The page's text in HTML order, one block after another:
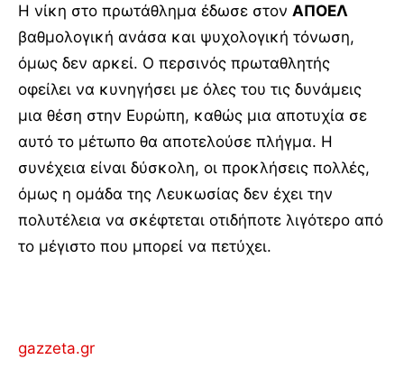
Η νίκη στο πρωτάθλημα έδωσε στον ΑΠΟΕΛ
βαθμολογική ανάσα και ψυχολογική τόνωση,
όμως δεν αρκεί. Ο περσινός πρωταθλητής
οφείλει να κυνηγήσει με όλες του τις δυνάμεις
μια θέση στην Ευρώπη, καθώς μια αποτυχία σε
αυτό το μέτωπο θα αποτελούσε πλήγμα. Η
συνέχεια είναι δύσκολη, οι προκλήσεις πολλές,
όμως η ομάδα της Λευκωσίας δεν έχει την
πολυτέλεια να σκέφτεται οτιδήποτε λιγότερο από
το μέγιστο που μπορεί να πετύχει.
gazzeta.gr